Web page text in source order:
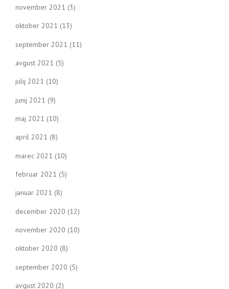
november 2021 (3)
oktober 2021 (13)
september 2021 (11)
avgust 2021 (5)
julij 2021 (10)
junij 2021 (9)
maj 2021 (10)
april 2021 (8)
marec 2021 (10)
februar 2021 (5)
januar 2021 (8)
december 2020 (12)
november 2020 (10)
oktober 2020 (8)
september 2020 (5)
avgust 2020 (2)